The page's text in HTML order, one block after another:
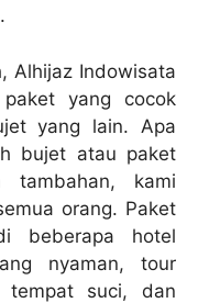
Alhijaz Indowisata
yang cocok
yang lain. Apa
bujet atau paket
tambahan, kami
orang. Paket
beberapa hotel
nyaman, tour
tempat suci, dan